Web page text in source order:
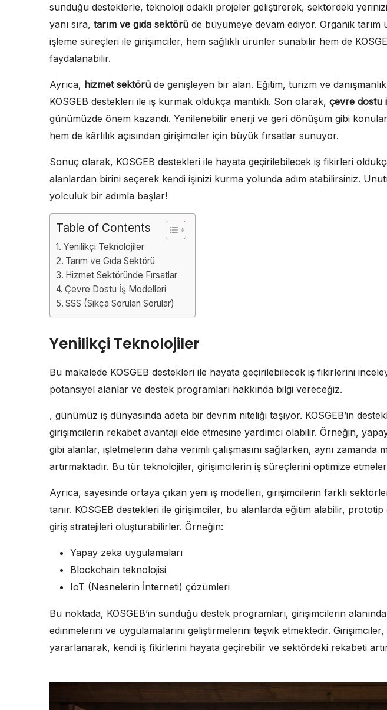
sunduğu desteklerle, teknoloji odaklı projeler geliştirerek, sektördeki
yanı sıra, tarım ve gıda sektörü de büyümeye devam ediyor. Organik tarım
işleme süreçleri ile girişimciler, hem sağlıklı ürünler sunabilir hem de
faydalanabilir.
Ayrıca, hizmet sektörü de genişleyen bir alan. Eğitim, turizm ve
KOSGEB destekleri ile iş kurmak oldukça mantıklı. Son olarak, çevre dostu
günümüzde önem kazandı. Yenilenebilir enerji ve geri dönüşüm gibi
hem de kârlılık açısından girişimciler için büyük fırsatlar sunuyor.
Sonuç olarak, KOSGEB destekleri ile hayata geçirilebilecek iş fikirleri
alanlardan birini seçerek kendi işinizi kurma yolunda adım atabilirsiniz.
yolculuk bir adımla başlar!
Table of Contents
Yenilikçi Teknolojiler
Tarım ve Gıda Sektörü
Hizmet Sektöründe Fırsatlar
Çevre Dostu İş Modelleri
SSS (Sıkça Sorulan Sorular)
Yenilikçi Teknolojiler
Bu makalede KOSGEB destekleri ile hayata geçirilebilecek iş fikirlerini
potansiyel alanlar ve destek programları hakkında bilgi vereceğiz.
, günümüz iş dünyasında adeta bir devrim niteliği taşıyor. KOSGEB’in
girişimcilerin rekabet avantajı elde etmesine yardımcı olabilir. Örneğin,
gibi alanlar, işletmelerin daha verimli çalışmasını sağlarken, aynı zamanda
artırmaktadır. Bu tür teknolojiler, girişimcilerin iş süreçlerini optimize
Ayrıca, sayesinde ortaya çıkan yeni iş modelleri, girişimcilerin farklı
tanır. KOSGEB destekleri ile girişimciler, bu alanlarda eğitim alabilir,
giriş stratejileri oluşturabilirler. Örneğin:
Yapay zeka uygulamaları
Blockchain teknolojisi
IoT (Nesnelerin İnterneti) çözümleri
Bu noktada, KOSGEB’in sunduğu destek programları, girişimcilerin
edinmelerini ve uygulamalarını geliştirmelerini teşvik etmektedir.
yararlanarak, kendi iş fikirlerini hayata geçirebilir ve sektördeki rekabeti